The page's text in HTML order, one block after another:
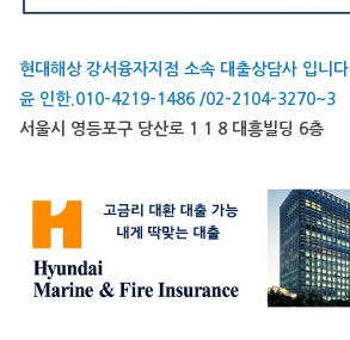
현대해상 강서융자지점 소속 대출상담사 입니다
윤 인한.010-4219-1486 /02-2104-3270~3
서울시 영등포구 당산로 1 1 8 대흥빌딩 6층